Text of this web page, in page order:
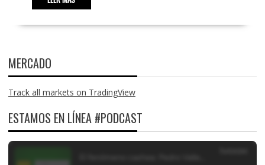
MERCADO
Track all markets on TradingView
ESTAMOS EN LÍNEA #PODCAST